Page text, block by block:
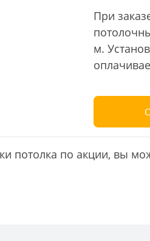
При
карниз
потолка по акции, вы